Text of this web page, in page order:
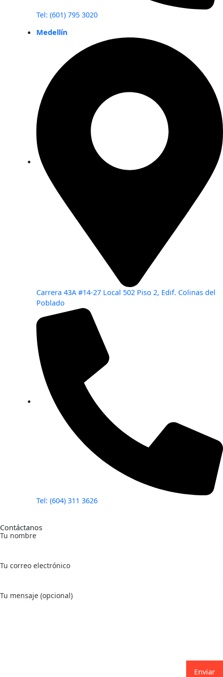
Tel: (601) 795 3020
Medellín
Carrera 43A #14-27 Local 502 Piso 2, Edif. Colinas del
Poblado
Tel: (604) 311 3626
Contáctanos
Tu nombre
Tu correo electrónico
Tu mensaje (opcional)
Enviar